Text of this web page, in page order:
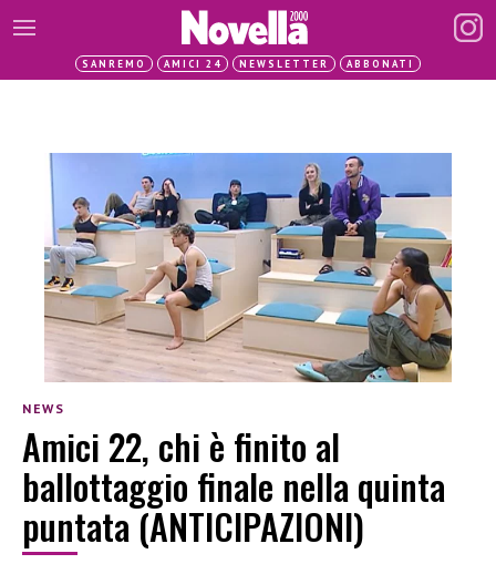
SANREMO AMICI 24 NEWSLETTER ABBONATI
NEWS
Amici 22, chi è finito al
ballottaggio finale nella quinta
puntata (ANTICIPAZIONI)